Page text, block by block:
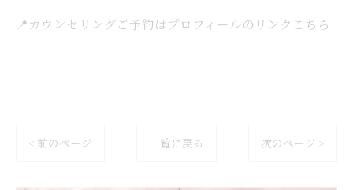
📍カウンセリングご予約はプロフィールのリンクこちら
< 前のページ 一覧に戻る 次のページ >